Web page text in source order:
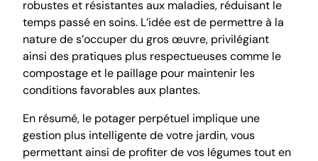
robustes et résistantes aux maladies, réduisant le
temps passé en soins. L’idée est de permettre à la
nature de s’occuper du gros œuvre, privilégiant
ainsi des pratiques plus respectueuses comme le
compostage et le paillage pour maintenir les
conditions favorables aux plantes.
En résumé, le potager perpétuel implique une
gestion plus intelligente de votre jardin, vous
permettant ainsi de profiter de vos légumes tout en